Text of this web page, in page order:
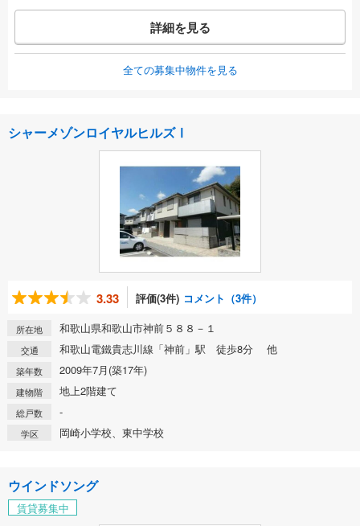
詳細を見る
全ての募集中物件を見る
シャーメゾンロイヤルヒルズⅠ
3.33 評価(3件) コメント（3件）
所在地 和歌山県和歌山市神前５８８－１
交通 和歌山電鐵貴志川線「神前」駅 徒歩8分 他
築年数 2009年7月(築17年)
建物階 地上2階建て
総戸数 -
学区 岡崎小学校、東中学校
ウインドソング
賃貸募集中